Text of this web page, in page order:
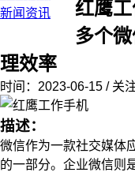
新闻资讯
红鹰
多个
理效率
时间：2023-06-15 / 关
描述：
微信作为一款社交媒体
的一部分。企业微信则